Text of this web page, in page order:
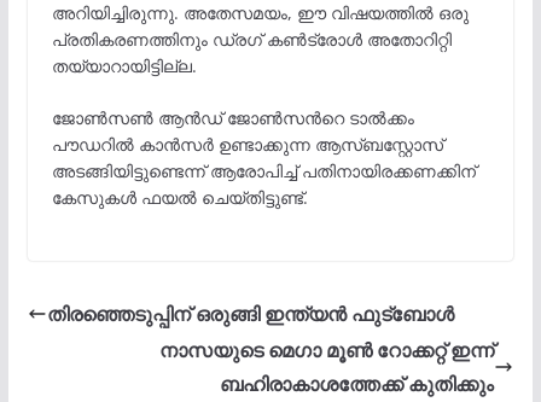
അറിയിച്ചിരുന്നു. അതേസമയം, ഈ വിഷയത്തിൽ ഒരു
പ്രതികരണത്തിനും ഡ്രഗ് കൺട്രോൾ അതോറിറ്റി
തയ്യാറായിട്ടില്ല.
ജോൺസൺ ആൻഡ് ജോൺസന്‍റെ ടാൽക്കം
പൗഡറിൽ കാൻസർ ഉണ്ടാക്കുന്ന ആസ്ബസ്റ്റോസ്
അടങ്ങിയിട്ടുണ്ടെന്ന് ആരോപിച്ച് പതിനായിരക്കണക്കിന്
കേസുകൾ ഫയൽ ചെയ്തിട്ടുണ്ട്.
തിരഞ്ഞെടുപ്പിന് ഒരുങ്ങി ഇന്ത്യൻ ഫുട്ബോൾ
നാസയുടെ മെഗാ മൂണ്‍ റോക്കറ്റ് ഇന്ന്
ബഹിരാകാശത്തേക്ക് കുതിക്കും